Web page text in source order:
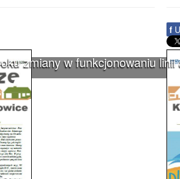
zmiany w funkcjonowaniu
f